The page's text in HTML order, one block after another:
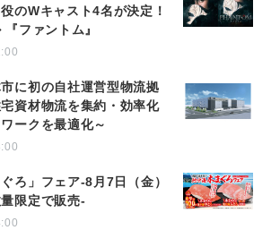
のWキャスト4名が決定！
ファントム』
に初の自社運営型物流拠
資材物流を集約・効率化
ークを最適化～
ぐろ」フェア-8月7日（金）
限定で販売-